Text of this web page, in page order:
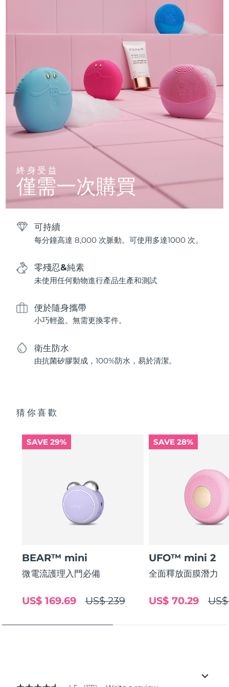
終身受益
僅需一次購買
可持續
每分鐘高達 8,000 次脈動。可使用多達1000 次。
零殘忍&純素
未使用任何動物進行產品生產和測試
便於隨身攜帶
小巧輕盈。無需更換零件。
衛生防水
由抗菌矽膠製成，100%防水，易於清潔。
猜你喜歡
SAVE 29%
BEAR™ mini
微電流護理入門必備
US$ 239
US$ 169.69
SAVE 28%
UFO™ mini 2
全面釋放面膜潛力
US$ 70.29